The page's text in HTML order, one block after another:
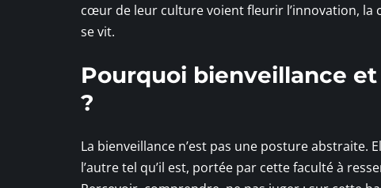
cœur de leur culture voient fleurir l’innovation, la
se vit.
Pourquoi bienveillance
?
La bienveillance n’est pas une posture abstraite.
l’autre tel qu’il est, portée par cette faculté à